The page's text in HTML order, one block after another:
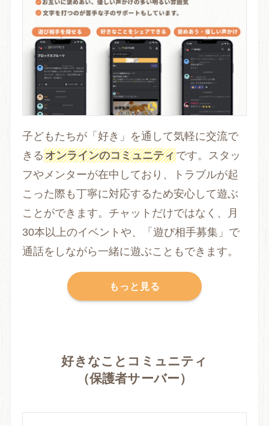
子どもたちが「好き」を通して気軽に交流で
きるオンラインのコミュニティです。スタッ
フやメンターが在中しており、トラブルが起
こった際も丁寧に対応するため安心して遊ぶ
ことができます。チャットだけではなく、月
30本以上のイベントや、「遊び相手募集」で
通話をしながら一緒に遊ぶこともできます。
もっと見る
好きなことコミュニティ
（保護者サーバー）